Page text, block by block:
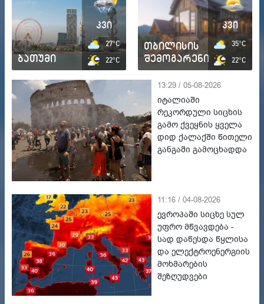
ბათუმი
კვი
27°C
22°C
თბილისის
შემოგარენი
კვი
35°C
22°C
13:29 / 05-08-2026
იტალიაში
რეკორდული სიცხის
გამო ქვეყნის ყველა
დიდ ქალაქში წითელი
განგაში გამოცხადდა
11:16 / 04-08-2026
ევროპაში სიცხე სულ
უფრო მწვავდება -
სად დაწესდა წყლისა
და ელექტროენერგიის
მოხმარების
შეზღუდვები